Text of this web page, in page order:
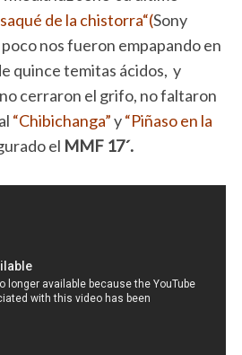
de la chistorra“(Sony
nos fueron empapando en
quince temitas ácidos, y
cerraron el grifo, no faltaron
“Chibichanga”y“Piñaso en la
el MMF 17´.